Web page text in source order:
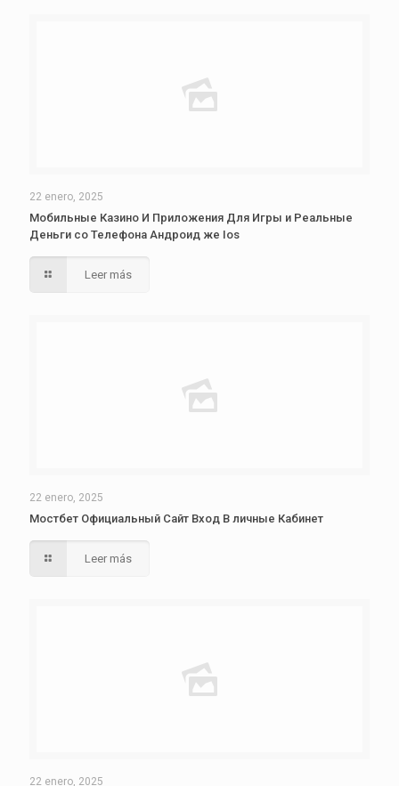
22 enero, 2025
Мобильные Казино И Приложения Для Игры и Реальные
Деньги со Телефона Андроид же Ios
Leer más
22 enero, 2025
Мостбет Официальный Сайт Вход В личные Кабинет
Leer más
22 enero, 2025